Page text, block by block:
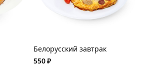
Белорусский завтрак
550₽